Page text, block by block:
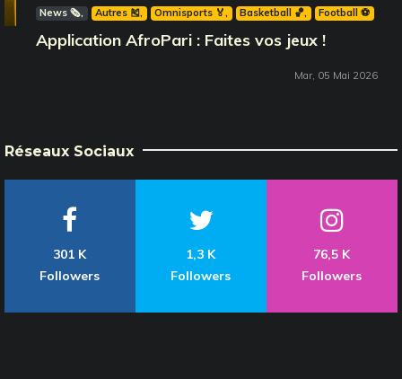
News 🗞️ Autres 🎽 Omnisports 🏅 Basketball 🏀 Football ⚽️
Application AfroPari : Faites vos jeux !
Mar, 05 Mai 2026
Réseaux Sociaux
301 K
Followers
1,3 K
Followers
76,5 K
Followers